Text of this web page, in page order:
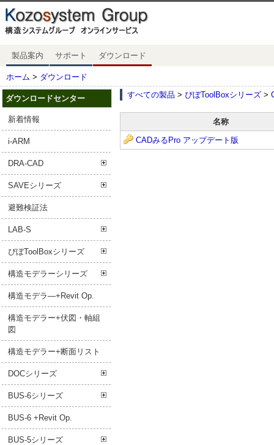
製品案内 サポート ダウンロード
ホーム > ダウンロード
ダウンロードセンター
新着情報
i-ARM
DRA-CAD
SAVEシリーズ
避難検証法
LAB-S
ぴぼToolBoxシリーズ
構造モデラーシリーズ
構造モデラ―+Revit Op.
構造モデラー+伏図・軸組
図
構造モデラー+断面リスト
DOCシリーズ
BUS-6シリーズ
BUS-6 +Revit Op.
BUS-5シリーズ
すべての製品 > ぴぼToolBoxシリーズ >
名称
CADみるPro アップデート版